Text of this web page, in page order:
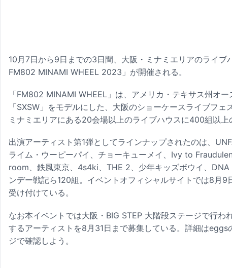
10月7日から9日までの3日間、大阪・ミナミエリアのライ
FM802 MINAMI WHEEL 2023」が開催される。
「FM802 MINAMI WHEEL」は、アメリカ・テキサス州オ
「SXSW」をモデルにした、大阪のショーケースライブフェ
ミナミエリアにある20会場以上のライブハウスに400組以上
出演アーティスト第1弾としてラインナップされたのは、
ライム・ウーピーパイ、チョーキューメイ、Ivy to
room、鉄風東京、4s4ki、THE 2、少年キッズボウイ、
ンデー戦記ら120組。イベントオフィシャルサイトでは8月
受け付けている。
なお本イベントでは大阪・BIG STEP 大階段ステージで行
するアーティストを8月31日まで募集している。詳細は
ジで確認しよう。